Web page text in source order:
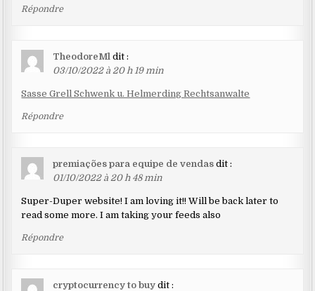
Répondre
TheodoreMl dit :
03/10/2022 à 20 h 19 min
Sasse Grell Schwenk u. Helmerding Rechtsanwalte
Répondre
premiações para equipe de vendas dit :
01/10/2022 à 20 h 48 min
Super-Duper website! I am loving it!! Will be back later to
read some more. I am taking your feeds also
Répondre
cryptocurrency to buy dit :